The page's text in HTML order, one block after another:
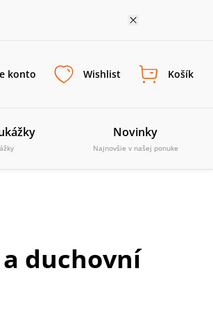
konto Wishlist Košík
Novinky
Najnovšie v našej ponuke
duchovní